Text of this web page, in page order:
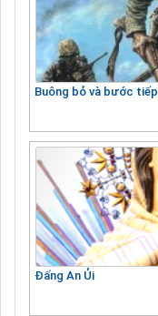
Buông bỏ và bước tiếp
Đấng An Ủi